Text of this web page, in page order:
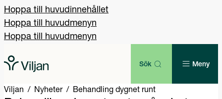
Hoppa till huvudinnehållet
Hoppa till huvudmenyn
Hoppa till huvudmenyn
Sök Meny
Viljan Nyheter Behandling dygnet runt